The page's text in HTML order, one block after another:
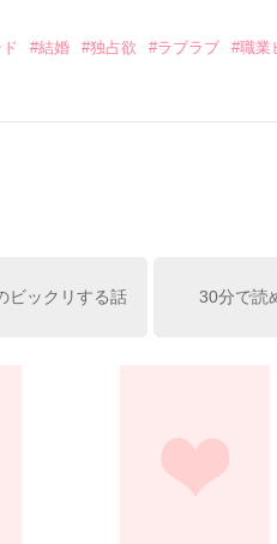
#結婚 #独占欲 #ラブラブ #職業
きなりプロポーズをしてきた上
以上に甘くて……🐥💓🦅
ら読んで頂けると嬉しいです。
ビックリする話 30分で読